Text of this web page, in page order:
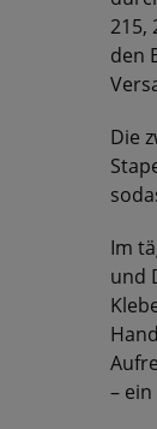
215,
den
Die
Im
und
–